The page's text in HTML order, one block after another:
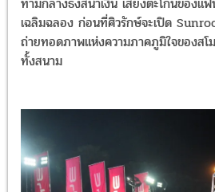
เฉลิมฉลอง ก่อนที่ศิวรักษ์จะเปิด
ถ่ายทอดภาพแห่งความภาคภูมิใจของส
ทั้งสนาม